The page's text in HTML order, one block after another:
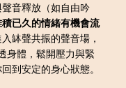
音釋放（如自由吟
已久的情緒有機會流
缽聲共振的聲音場，
身體，鬆開壓力與緊
到安定的身心狀態。